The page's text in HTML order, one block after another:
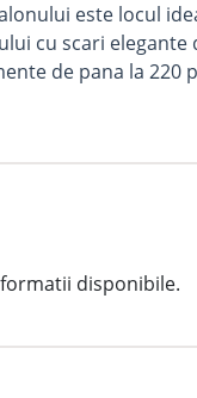
este locul
cu scari
de pana la 220
disponibile.